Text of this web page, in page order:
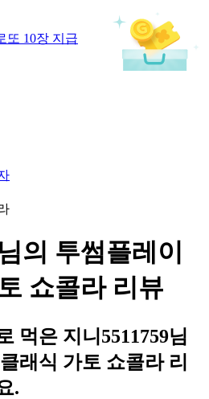
또 10장 지급
의 투썸플레이
쇼콜라 리뷰
먹은 지니5511759님
래식 가토 쇼콜라 리
.